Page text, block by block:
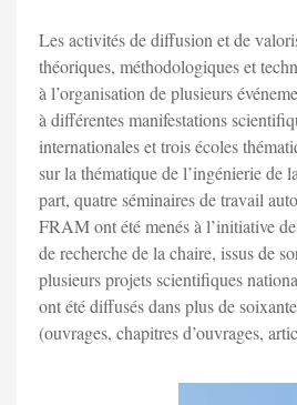
Les activités de diffusion et de
théoriques, méthodologiques et
à l’organisation de plusieurs
à différentes manifestations
internationales et trois écoles
sur la thématique de l’ingénierie de
part, quatre séminaires de travail
FRAM ont été menés à l’initiative
de recherche de la chaire, issus de
plusieurs projets scientifiques
ont été diffusés dans plus de
(ouvrages, chapitres d’ouvrages,